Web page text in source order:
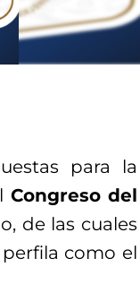
para la
Congreso del
de las cuales
como el